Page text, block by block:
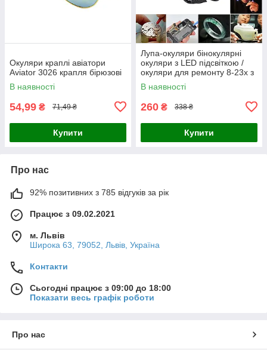
Окуляри краплі авіатори
Aviator 3026 крапля бірюзові
В наявності
54,99 ₴ 71,49 ₴
Купити
Лупа-окуляри бінокулярні
окуляри з LED підсвіткою /
окуляри для ремонту 8-23х з
підвіткою
В наявності
260 ₴ 338 ₴
Купити
Про нас
92% позитивних з 785 відгуків за рік
Працює з 09.02.2021
м. Львів
Широка 63, 79052, Львів, Україна
Контакти
Сьогодні працює з 09:00 до 18:00
Показати весь графік роботи
Про нас